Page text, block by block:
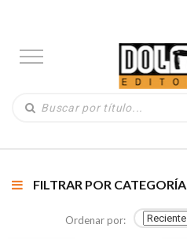
FILTRAR POR CATEGORÍA
Ordenar por: